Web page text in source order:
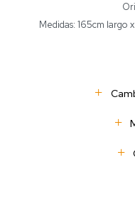
Medidas: 165cm largo